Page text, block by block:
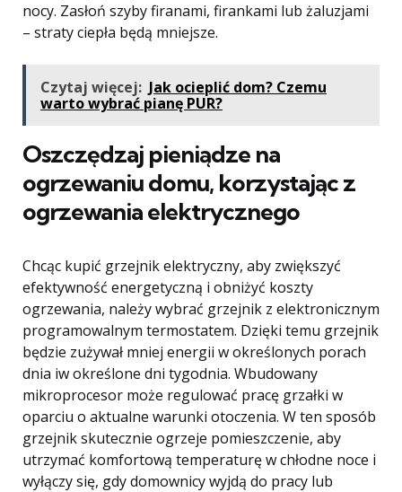
nocy. Zasłoń szyby firanami, firankami lub żaluzjami
– straty ciepła będą mniejsze.
Czytaj więcej: Jak ocieplić dom? Czemu
warto wybrać pianę PUR?
Oszczędzaj pieniądze na
ogrzewaniu domu, korzystając z
ogrzewania elektrycznego
Chcąc kupić grzejnik elektryczny, aby zwiększyć
efektywność energetyczną i obniżyć koszty
ogrzewania, należy wybrać grzejnik z elektronicznym
programowalnym termostatem. Dzięki temu grzejnik
będzie zużywał mniej energii w określonych porach
dnia iw określone dni tygodnia. Wbudowany
mikroprocesor może regulować pracę grzałki w
oparciu o aktualne warunki otoczenia. W ten sposób
grzejnik skutecznie ogrzeje pomieszczenie, aby
utrzymać komfortową temperaturę w chłodne noce i
wyłączy się, gdy domownicy wyjdą do pracy lub